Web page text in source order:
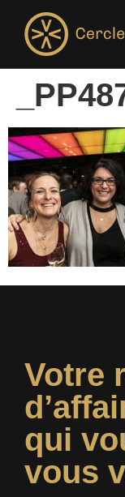
Votre
qui
vous